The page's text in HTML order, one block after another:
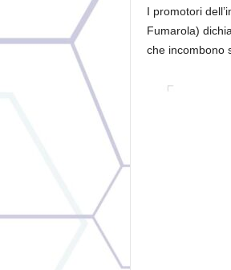
I promotori
Fumarola)
che incombono